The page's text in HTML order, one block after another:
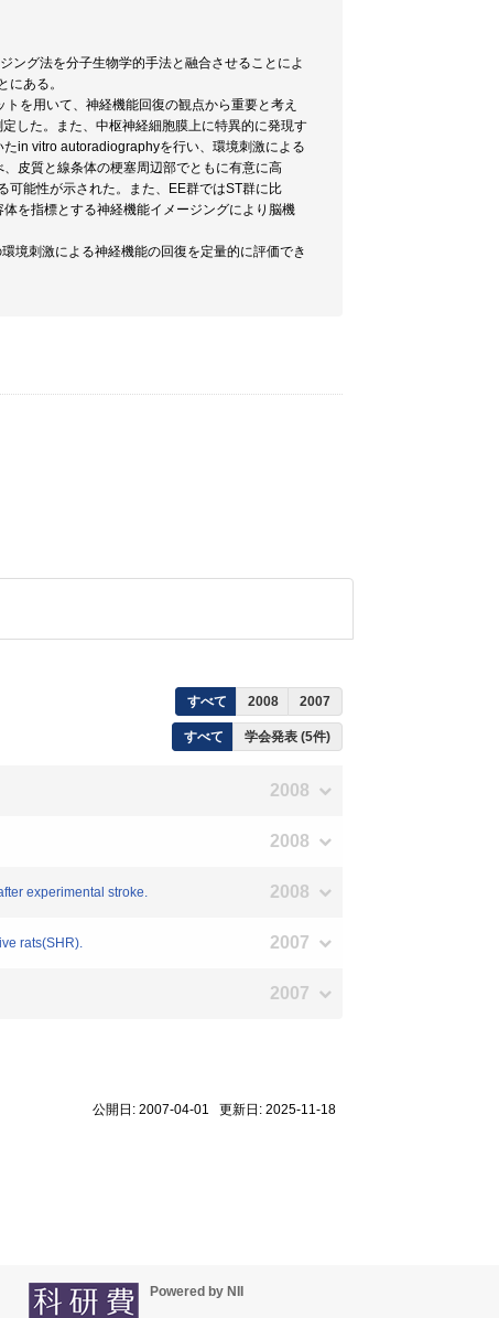
ング法を分子生物学的手法と融合させることによ
ある。
を用いて、神経機能回復の観点から重要と考え
した。また、中枢神経細胞膜上に特異的に発現す
in vitro autoradiographyを行い、環境刺激による
皮質と線条体の梗塞周辺部でともに有意に高
可能性が示された。また、EE群ではST群に比
を指標とする神経機能イメージングにより脳機
境刺激による神経機能の回復を定量的に評価でき
すべて 2008 2007
すべて 学会発表 (5件)
2008
2008
experimental stroke. 2008
rats(SHR). 2007
2007
公開日: 2007-04-01 更新日: 2025-11-18
Powered by NII